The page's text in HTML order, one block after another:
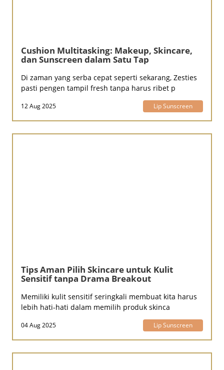
Cushion Multitasking: Makeup, Skincare,
dan Sunscreen dalam Satu Tap
Di zaman yang serba cepat seperti sekarang, Zesties
pasti pengen tampil fresh tanpa harus ribet p
12 Aug 2025 Lip Sunscreen
Tips Aman Pilih Skincare untuk Kulit
Sensitif tanpa Drama Breakout
Memiliki kulit sensitif seringkali membuat kita harus
lebih hati-hati dalam memilih produk skinca
04 Aug 2025 Lip Sunscreen